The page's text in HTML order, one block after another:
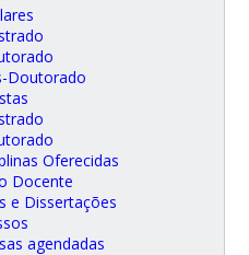
Doutorado
Oferecidas
Docente
e Dissertações
agendadas